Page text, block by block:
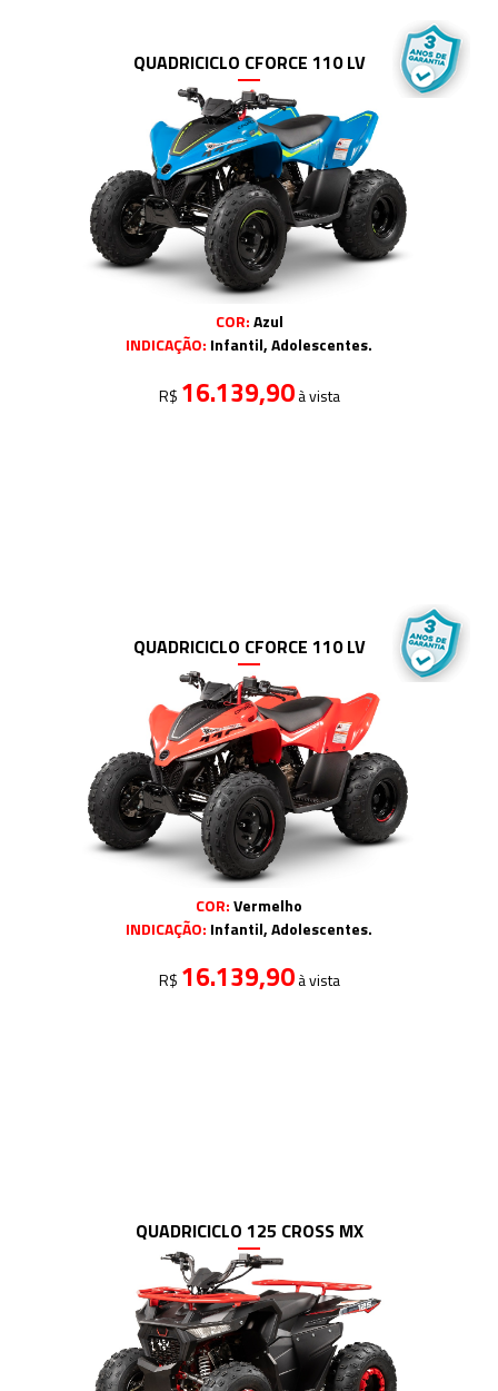
QUADRICICLO CFORCE 110 LV
COR:Azul
INDICAÇÃO: Infantil, Adolescentes.
R$ 16.139,90à vista
QUADRICICLO CFORCE 110 LV
COR:Vermelho
INDICAÇÃO: Infantil, Adolescentes.
R$ 16.139,90à vista
QUADRICICLO 125 CROSS MX